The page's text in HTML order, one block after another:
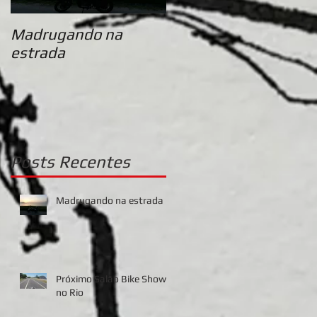
Madrugando na
estrada
Próximo Salão Bike
Show no Rio
PostsRecentes
Madrugando na estrada
Próximo Salão Bike Show
no Rio